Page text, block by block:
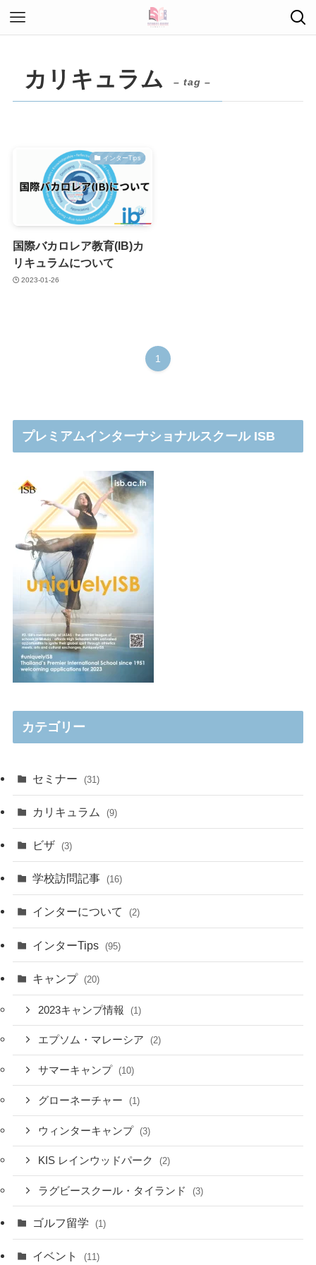
カリキュラム – tag –
インターTips
国際バカロレア教育(IB)カ
リキュラムについて
2023-01-26
1
プレミアムインターナショナルスクール ISB
カテゴリー
セミナー (31)
カリキュラム (9)
ビザ (3)
学校訪問記事 (16)
インターについて (2)
インターTips (95)
キャンプ (20)
2023キャンプ情報 (1)
エプソム・マレーシア (2)
サマーキャンプ (10)
グローネーチャー (1)
ウィンターキャンプ (3)
KIS レインウッドパーク (2)
ラグビースクール・タイランド (3)
ゴルフ留学 (1)
イベント (11)